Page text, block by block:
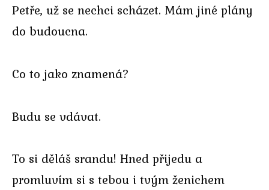
Petře, už se nechci scházet. Mám jiné plány
do budoucna.
Co to jako znamená?
Budu se vdávat.
To si děláš srandu! Hned přijedu a
promluvím si s tebou i tvým ženichem